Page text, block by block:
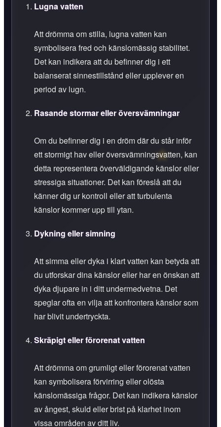
Lugna vatten
Att drömma om stilla, lugna vatten kan
symbolisera fred och känslomässig stabilitet.
Det kan indikera att du befinner dig i ett
balanserat sinnestillstånd eller upplever en
period av lugn.
Rasande stormar eller översvämningar
Om du befinner dig i en dröm där du står inför
ett stormigt hav eller översvämningsvatten, kan
detta representera överväldigande känslor eller
stressiga situationer. Det kan föreslå att du
känner dig ur kontroll eller att turbulenta
känslor kommer upp till ytan.
Dykning eller simning
Att simma eller dyka i klart vatten kan betyda att
du utforskar dina känslor eller har en önskan att
dyka djupare in i ditt undermedvetna. Det
speglar ofta en vilja att konfrontera känslor som
har blivit undertryckta.
Skräpigt eller förorenat vatten
Att drömma om grumligt eller förorenat vatten
kan symbolisera förvirring eller olösta
känslomässiga frågor. Det kan indikera känslor
av ångest, skuld eller brist på klarhet inom
vissa områden av ditt liv.